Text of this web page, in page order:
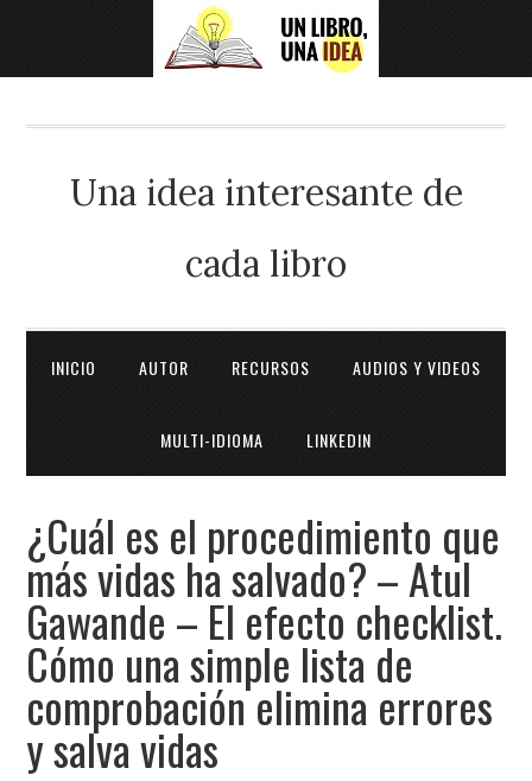
Una idea interesante de
cada libro
INICIO AUTOR RECURSOS AUDIOS Y VIDEOS
MULTI-IDIOMA LINKEDIN
¿Cuál es el procedimiento que
más vidas ha salvado? – Atul
Gawande – El efecto checklist.
Cómo una simple lista de
comprobación elimina errores
y salva vidas